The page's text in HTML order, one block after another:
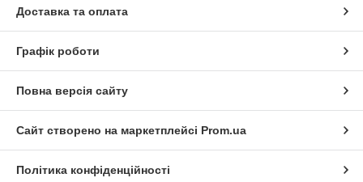
Доставка та оплата
Графік роботи
Повна версія сайту
Сайт створено на маркетплейсі Prom.ua
Політика конфіденційності